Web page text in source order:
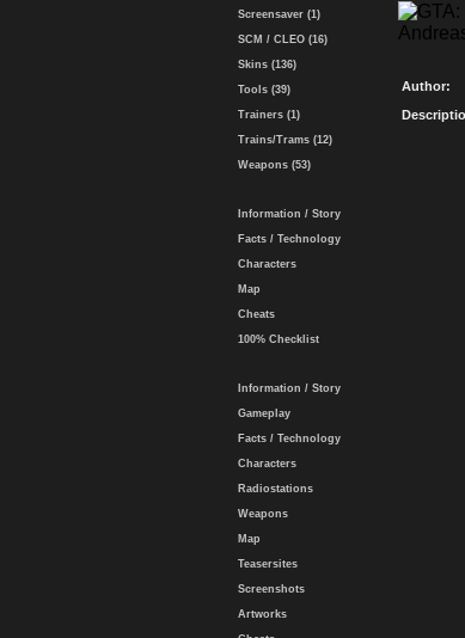
Screensaver (1)
SCM / CLEO (16)
Skins (136)
Tools (39)
Trainers (1)
Trains/Trams (12)
Weapons (53)
Information / Story
Facts / Technology
Characters
Map
Cheats
100% Checklist
Information / Story
Gameplay
Facts / Technology
Characters
Radiostations
Weapons
Map
Teasersites
Screenshots
Artworks
Author: